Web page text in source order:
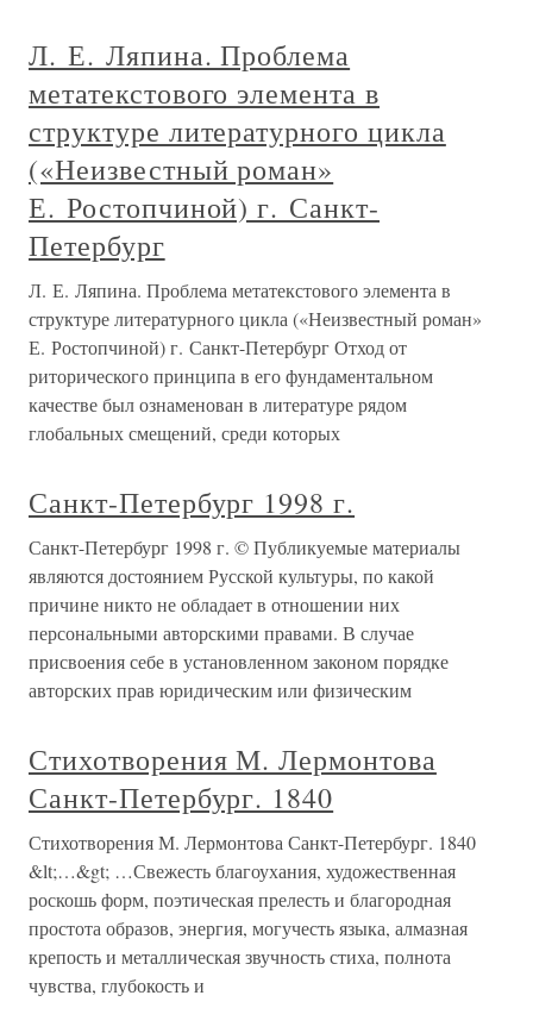
Л. Е. Ляпина. Проблема
метатекстового элемента в
структуре литературного цикла
(«Неизвестный роман»
Е. Ростопчиной) г. Санкт-
Петербург
Л. Е. Ляпина. Проблема метатекстового элемента в
структуре литературного цикла («Неизвестный роман»
Е. Ростопчиной) г. Санкт-Петербург Отход от
риторического принципа в его фундаментальном
качестве был ознаменован в литературе рядом
глобальных смещений, среди которых
Санкт-Петербург 1998 г.
Санкт-Петербург 1998 г. © Публикуемые материалы
являются достоянием Русской культуры, по какой
причине никто не обладает в отношении них
персональными авторскими правами. В случае
присвоения себе в установленном законом порядке
авторских прав юридическим или физическим
Стихотворения М. Лермонтова
Санкт-Петербург. 1840
Стихотворения М. Лермонтова Санкт-Петербург. 1840
&lt;…&gt; …Свежесть благоухания, художественная
роскошь форм, поэтическая прелесть и благородная
простота образов, энергия, могучесть языка, алмазная
крепость и металлическая звучность стиха, полнота
чувства, глубокость и